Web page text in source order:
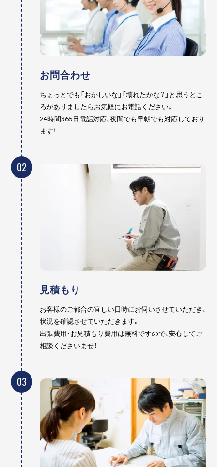
お問合わせ
ちょっとでも「おかしいな」「壊れたかな？」と思うとこ
ろがありましたらお気軽にお電話ください。
24時間365日電話対応、夜間でも早朝でも対応しており
ます！
02
見積もり
お客様のご都合の宜しい日時にお伺いさせていただき、
状況を確認させていただきます。
出張費用・お見積もり費用は無料ですので、安心してご
相談くださいませ！
03